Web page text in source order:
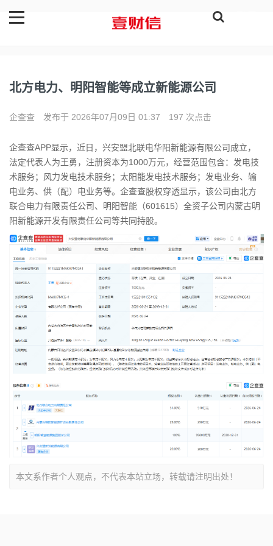
北方电力、明阳智能等成立新能源公司
企查查 发布于 2026年07月09日 01:37 197 次点击
企查查APP显示，近日，兴安盟北联电华阳新能源有限公司成立，
法定代表人为王勇，注册资本为1000万元，经营范围包含：发电技
术服务；风力发电技术服务；太阳能发电技术服务；发电业务、输
电业务、供（配）电业务等。企查查股权穿透显示，该公司由北方
联合电力有限责任公司、明阳智能（601615）全资子公司内蒙古明
阳新能源开发有限责任公司等共同持股。
本文系作者个人观点，不代表本站立场，转载请注明出处！